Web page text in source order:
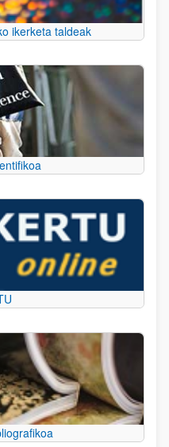
ikerketa taldeak